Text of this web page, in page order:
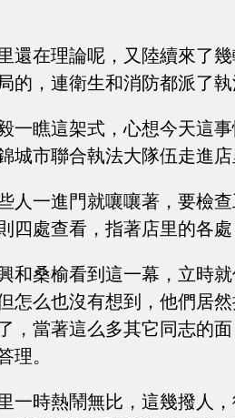
還在理論呢，又陸續來了
的，連衛生和消防都派了
一瞧這架式，心想今天這
城市聯合執法大隊伍走進
人一進門就嚷嚷著，要檢
四處查看，指著店里的各
和桑榆看到這一幕，立時
怎么也沒有想到，他們居
，當著這么多其它同志的
理。
一時熱鬧無比，這幾撥人